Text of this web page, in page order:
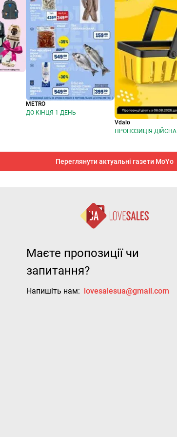
METRO
ДО КІНЦЯ 1 ДЕНЬ
Vdalo
ПРОПОЗИЦІЯ ДІЙСНА
Переглянути актуальні газети MoYo
Маєте пропозиції чи
запитання?
Напишіть нам: lovesalesua@gmail.com